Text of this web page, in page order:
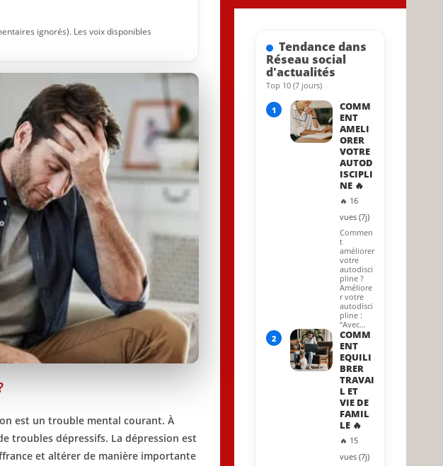
ignorés). Les voix disponibles
est un trouble mental courant. À
troubles dépressifs. La dépression est
et altérer de manière importante
11 November 2023
Tendance dans
Réseau social
d'actualités
Top 10 (7 jours)
1
COMM
ENT
AMELI
ORER
VOTRE
AUTOD
ISCIPLI
NE 🔥
🔥 16
vues (7j)
Commen
t
améliorer
votre
autodisci
pline ?
Améliore
r votre
autodisci
pline :
“Avec…
2
COMM
ENT
EQUILI
BRER
TRAVAI
L ET
VIE DE
FAMIL
LE 🔥
🔥 15
vues (7j)